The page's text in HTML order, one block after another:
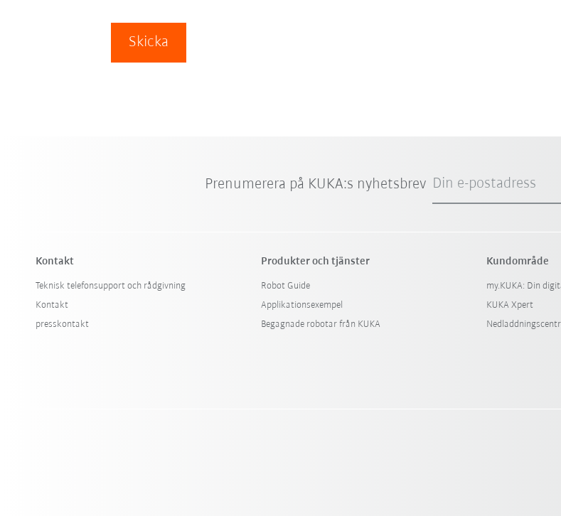
Skicka
Prenumerera på KUKA:s nyhetsbrev Din e-postadress
Kontakt
Teknisk telefonsupport och rådgivning
Kontakt
presskontakt
Produkter och tjänster
Robot Guide
Applikationsexempel
Begagnade robotar från KUKA
Kundområde
my.KUKA: Din
KUKA Xpert